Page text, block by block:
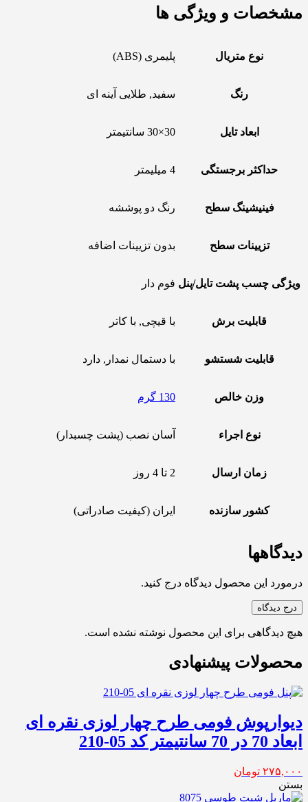
مشخصات و ویژگی ها
نوع متریال پلیمری (ABS)
رنگ سفید, طلایی آینه ای
ابعاد تایل 30×30 سانتیمتر
حداکثر برجستگی 4 میلیمتر
فینیشینگ سطح رنگ دو پوششه
تزیینات سطح بدون تزیینات اضافه
ویژگی چسب پشت تایل/پنل فوم دار
قابلیت برش با قیچی, با کاتر
قابلیت شستشو با دستمال نمدار, دارد
وزن خالص 130 گرم
نوع اجراء آسان نصب (پشت چسبدار)
زمان ارسال 2 تا 4 روز
کشور سازنده ایران (کیفیت صادراتی)
دیدگاهها
درمورد این محصول دیدگاه درج کنید.
درج دیدگاه
هیچ دیدگاهی برای این محصول نوشته نشده است.
محصولات پیشنهادی
دیوارپوش فومی طرح چهار لوزی نقره ای
ابعاد 70 در 70 سانتیمتر کد 05-210
۲۷۵,۰۰۰ تومان
بستن